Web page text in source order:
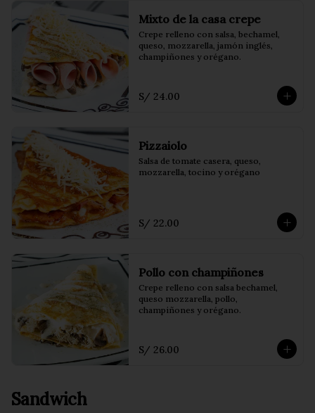
Mixto de la casa crepe
Crepe relleno con salsa, bechamel,
queso, mozzarella, jamón inglés,
champiñones y orégano.
S/ 24.00
Pizzaiolo
Salsa de tomate casera, queso,
mozzarella, tocino y orégano
S/ 22.00
Pollo con champiñones
Crepe relleno con salsa bechamel,
queso mozzarella, pollo,
champiñones y orégano.
S/ 26.00
Sandwich